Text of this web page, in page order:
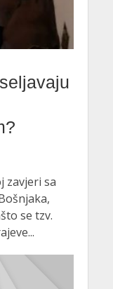
zavjeri sa
se tzv.